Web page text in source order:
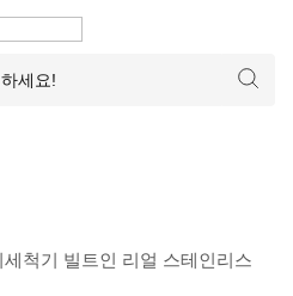
척기 빌트인 리얼 스테인리스